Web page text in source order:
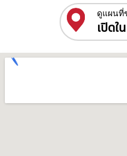
ดูแผนที่
เปิดใ